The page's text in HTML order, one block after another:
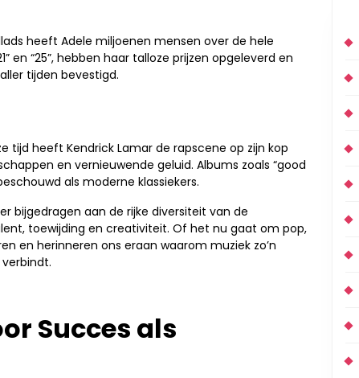
heeft Adele miljoenen mensen over de hele
en “25”, hebben haar talloze prijzen opgeleverd en
tijden bevestigd.
tijd heeft Kendrick Lamar de rapscene op zijn kop
en vernieuwende geluid. Albums zoals “good
als moderne klassiekers.
bijgedragen aan de rijke diversiteit van de
toewijding en creativiteit. Of het nu gaat om pop,
en herinneren ons eraan waarom muziek zo’n
Succes als